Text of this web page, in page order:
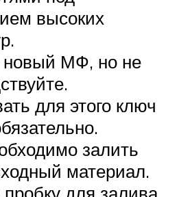
высоких
новый МФ, но не
для этого ключ
залить
материал.